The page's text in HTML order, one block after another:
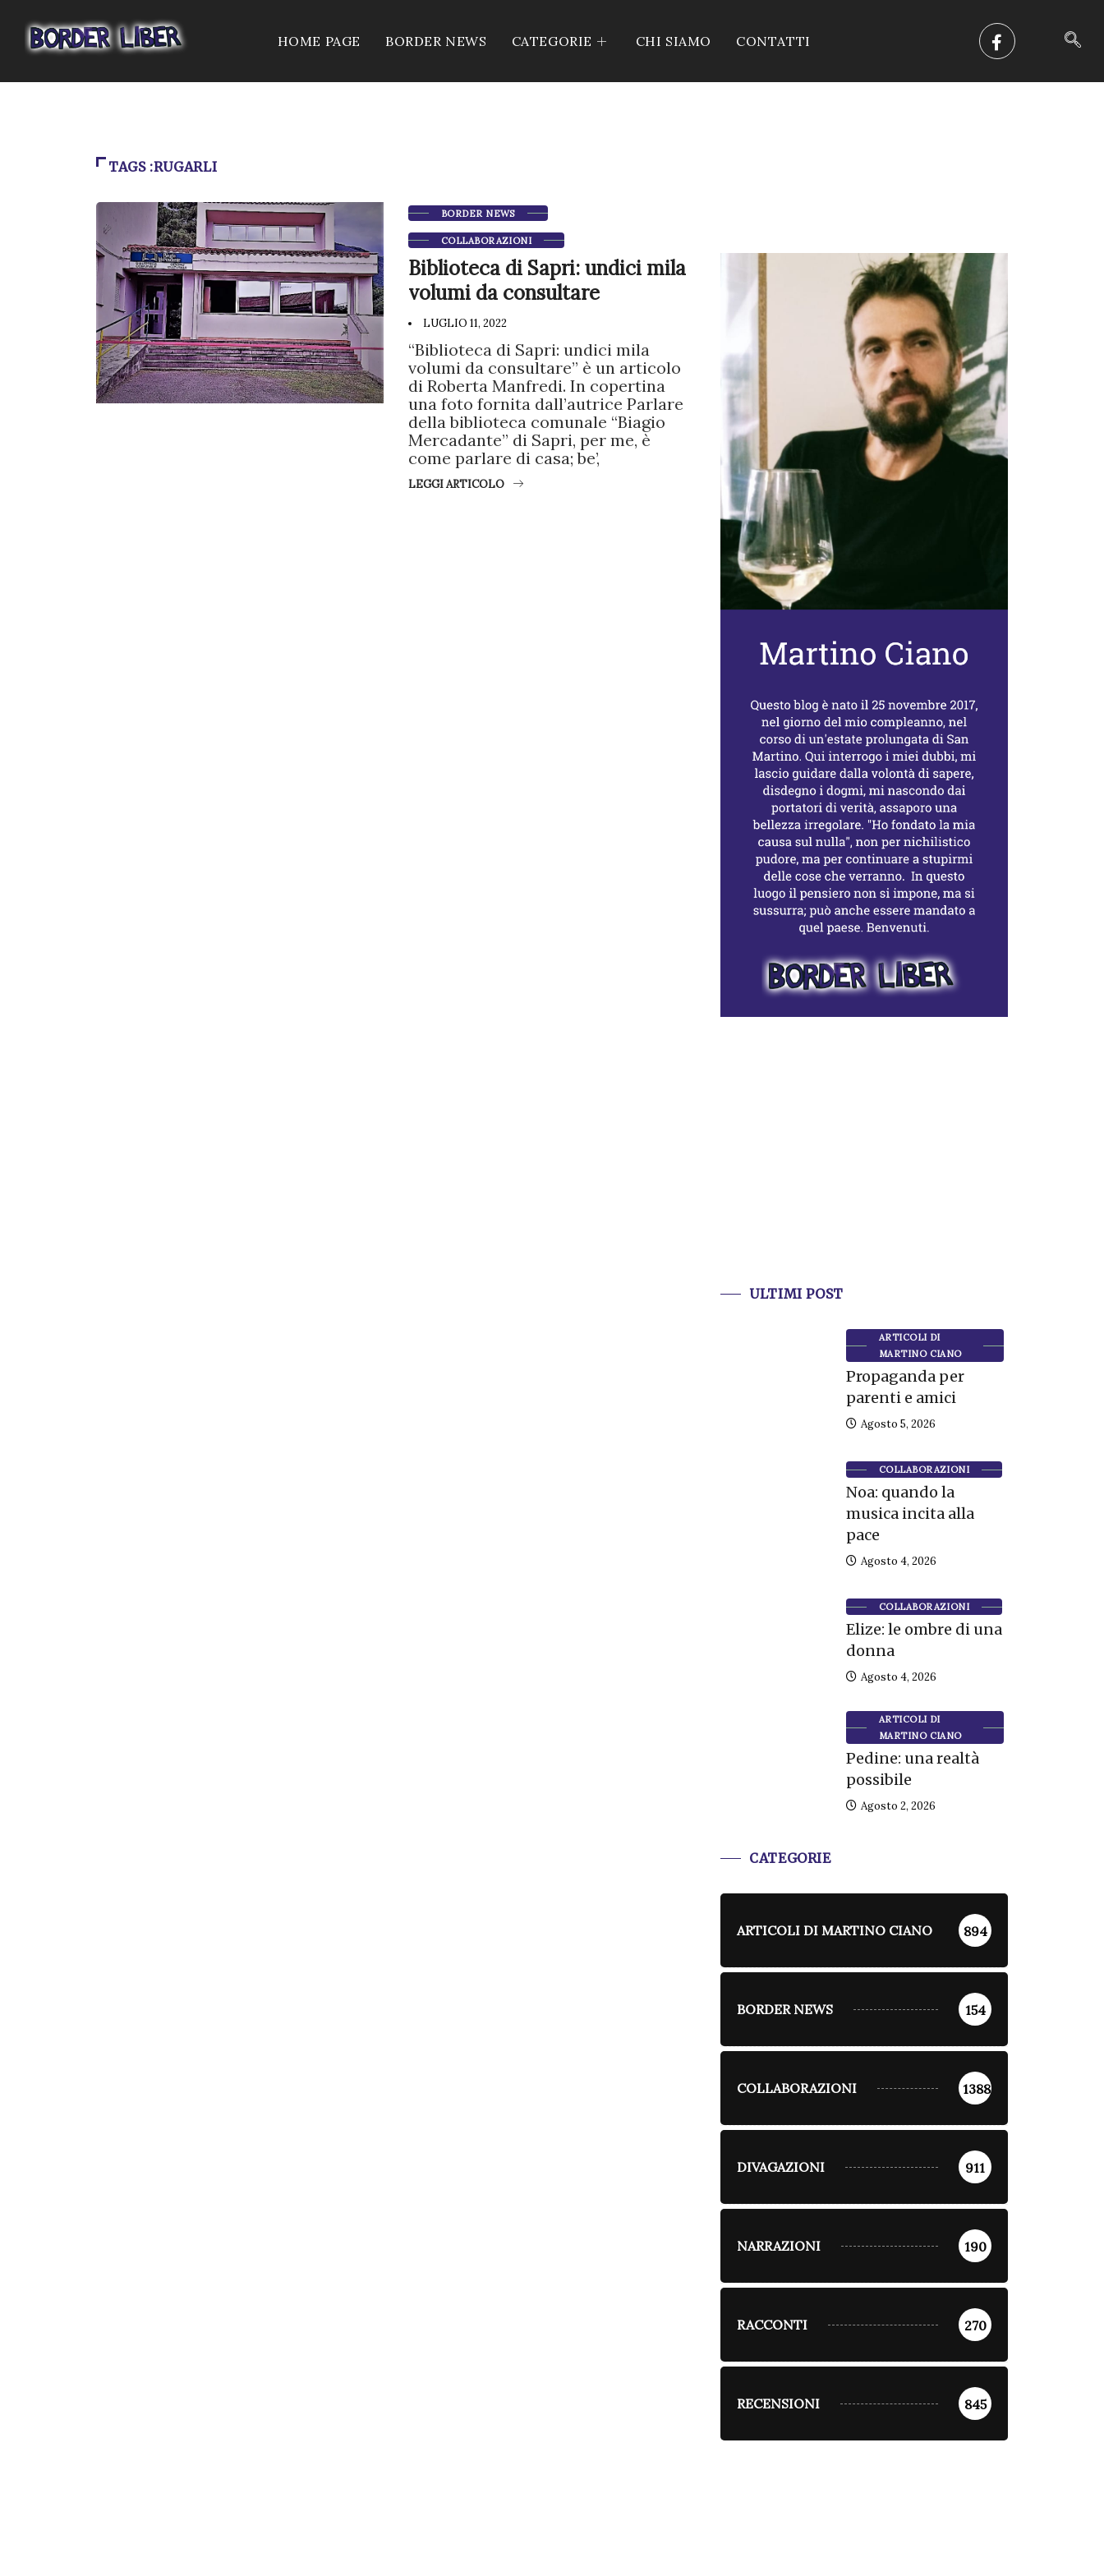
HOME PAGE BORDER NEWS CATEGORIE CHI SIAMO CONTATTI
TAGS :RUGARLI
BORDER NEWS
COLLABORAZIONI
Biblioteca di Sapri: undici mila
volumi da consultare
LUGLIO 11, 2022
“Biblioteca di Sapri: undici mila
volumi da consultare” è un articolo
di Roberta Manfredi. In copertina
una foto fornita dall’autrice Parlare
della biblioteca comunale “Biagio
Mercadante” di Sapri, per me, è
come parlare di casa; be’,
LEGGI ARTICOLO
ULTIMI POST
ARTICOLI DI
MARTINO CIANO
Propaganda per
parenti e amici
Agosto 5, 2026
COLLABORAZIONI
Noa: quando la
musica incita alla
pace
Agosto 4, 2026
COLLABORAZIONI
Elize: le ombre di una
donna
Agosto 4, 2026
ARTICOLI DI
MARTINO CIANO
Pedine: una realtà
possibile
Agosto 2, 2026
CATEGORIE
ARTICOLI DI MARTINO CIANO 894
BORDER NEWS 154
COLLABORAZIONI 1388
DIVAGAZIONI 911
NARRAZIONI 190
RACCONTI 270
RECENSIONI 845